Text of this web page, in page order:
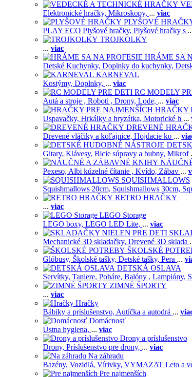
Elektronické hračky, Mikroskopy, ... viac
PLYŠOVÉ
PLAY ECO Plyšové hračky, Plyšové hračky s
TROJKOLKY
... viac
HRÁME SA
Detské Kuchynky, Doplnky do kuchynky,
KARNEVAL
Kostýmy, Doplnky, ... viac
RC MODELY
Autá a stroje , Roboti , Drony, Lode, ... viac
HRAČKY
Uspavačky, Hrkálky a hryzátka, Motorické h ...
DREVENÉ
Drevené vláčiky a koľajnice, Hojdacie ko ...
Gitary, Klávesy, Bicie súpravy a bubny, Mikrof
Pexeso, Albi kúzelné čítanie , Kvído, Zábav ...
SQUISHMALLOWS
Squishmallows 20cm, Squishmallows 30cm,
RETRO HRAČKY
... viac
LEGO Storage
LEGO boxy, LEGO LED Lite, ... viac
Mechanické 3D skladačky, Drevené 3D sklada
ŠKOLSKÉ
Glóbusy, Školské tašky, Detské tašky, Pera ...
DETSKÁ OSLAVA
Servítky, Taniere, Poháre, Balóny , Lampióny,
ZIMNÉ ŠPORTY
... viac
Hračky
Bábiky a príslušenstvo, Autíčka a autodrá ...
Domácnosť
Ústna hygiena, ... viac
Drony a príslušenstvo
Drony, Príslušenstvo pre drony, ... viac
Na záhradu
Bazény, Vozidlá, Vírivky, VYMAZAT Leto a
Pre najmenších